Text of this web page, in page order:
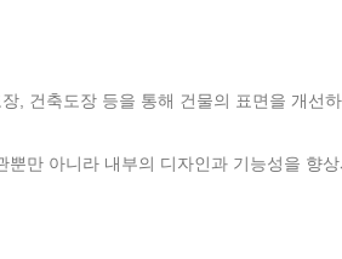
, 건축도장 등을 통해 건물의 표면을 개선
뿐만 아니라 내부의 디자인과 기능성을 향